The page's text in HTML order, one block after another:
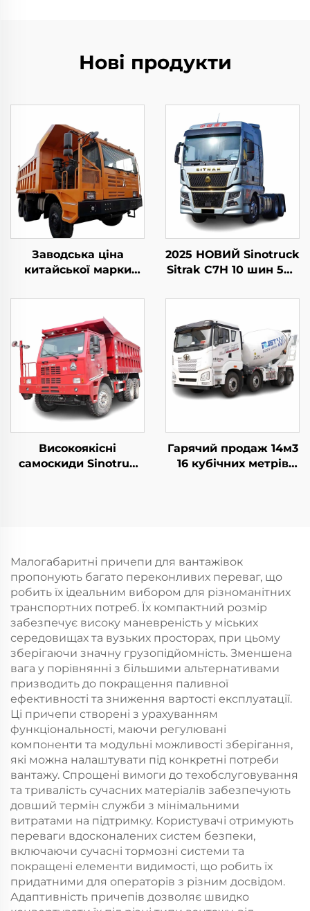
Нові продукти
Заводська ціна
китайської марки
рудничні самоскиди
480HP 30-40тоннова
ємність жорсткий
рудничний
вантажівка для
продажу
2025 НОВИЙ Sinotruck
Sitrak C7H 10 шин 540
трактор
Високоякісні
самоскиди Sinotruk
Howo для підземного
видобутку на продаж
Гарячий продаж 14м3
16 кубічних метрів
Малогабаритні причепи для вантажівок
пропонують багато переконливих переваг, що
робить їх ідеальним вибором для різноманітних
транспортних потреб. Їх компактний розмір
забезпечує високу маневреність у міських
середовищах та вузьких просторах, при цьому
зберігаючи значну грузопідйомність. Зменшена
вага у порівнянні з більшими альтернативами
призводить до покращення паливної
ефективності та зниження вартості експлуатації.
Ці причепи створені з урахуванням
функціональності, маючи регулювані
компоненти та модульні можливості зберігання,
які можна налаштувати під конкретні потреби
вантажу. Спрощені вимоги до техобслуговування
та тривалість сучасних матеріалів забезпечують
довший термін служби з мінімальними
витратами на підтримку. Користувачі отримують
переваги вдосконалених систем безпеки,
включаючи сучасні тормозні системи та
покращені елементи видимості, що робить їх
придатними для операторів з різним досвідом.
Адаптивність причепів дозволяє швидко